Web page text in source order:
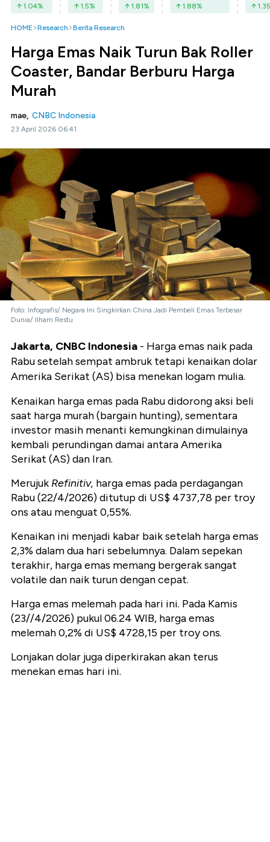
1.04% 1.5% 1.81% 1.88% 1.35
HOME Research Berita Research
Harga Emas Naik Turun Bak Roller
Coaster, Bandar Berburu Harga
Murah
mae, CNBC Indonesia
23 April 2026 06:41
Foto: Infografis/ Negara Ini Singkirkan China Jadi Pembeli Emas Terbesar
Dunia/ Ilham Restu
Jakarta, CNBC Indonesia - Harga emas naik pada
Rabu setelah sempat ambruk tetapi kenaikan dolar
Amerika Serikat (AS) bisa menekan logam mulia.
Kenaikan harga emas pada Rabu didorong aksi beli
saat harga murah (bargain hunting), sementara
investor masih menanti kemungkinan dimulainya
kembali perundingan damai antara Amerika
Serikat (AS) dan Iran.
Merujuk Refinitiv, harga emas pada perdagangan
Rabu (22/4/2026) ditutup di US$ 4737,78 per troy
ons atau menguat 0,55%.
Kenaikan ini menjadi kabar baik setelah harga emas
2,3% dalam dua hari sebelumnya. Dalam sepekan
terakhir, harga emas memang bergerak sangat
volatile dan naik turun dengan cepat.
Harga emas melemah pada hari ini. Pada Kamis
(23//4/2026) pukul 06.24 WIB, harga emas
melemah 0,2% di US$ 4728,15 per troy ons.
Lonjakan dolar juga diperkirakan akan terus
menekan emas hari ini.